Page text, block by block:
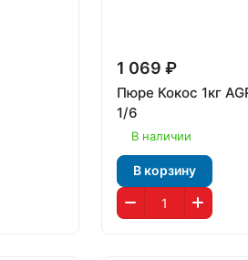
1 069 ₽
Пюре Кокос 1кг
1/6
В наличии
В корзину